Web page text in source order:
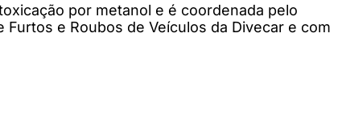
por metanol e é coordenada pelo
e Roubos de Veículos da Divecar e com